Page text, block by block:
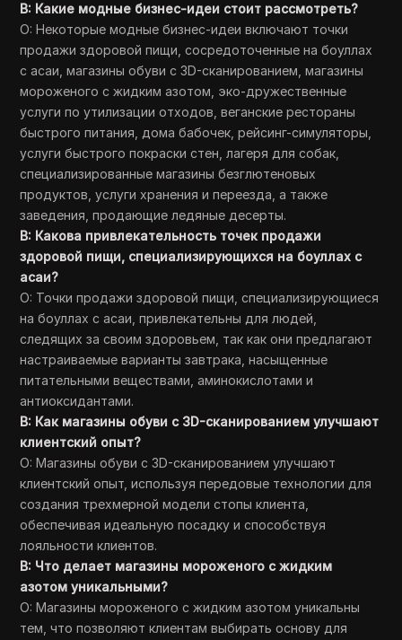
В: Какие модные бизнес-идеи стоит рассмотреть?
О: Некоторые модные бизнес-идеи включают точки
продажи здоровой пищи, сосредоточенные на боуллах
с асаи, магазины обуви с 3D-сканированием, магазины
мороженого с жидким азотом, эко-дружественные
услуги по утилизации отходов, веганские рестораны
быстрого питания, дома бабочек, рейсинг-симуляторы,
услуги быстрого покраски стен, лагеря для собак,
специализированные магазины безглютеновых
продуктов, услуги хранения и переезда, а также
заведения, продающие ледяные десерты.
В: Какова привлекательность точек продажи
здоровой пищи, специализирующихся на боуллах с
асаи?
О: Точки продажи здоровой пищи, специализирующиеся
на боуллах с асаи, привлекательны для людей,
следящих за своим здоровьем, так как они предлагают
настраиваемые варианты завтрака, насыщенные
питательными веществами, аминокислотами и
антиоксидантами.
В: Как магазины обуви с 3D-сканированием улучшают
клиентский опыт?
О: Магазины обуви с 3D-сканированием улучшают
клиентский опыт, используя передовые технологии для
создания трехмерной модели стопы клиента,
обеспечивая идеальную посадку и способствуя
лояльности клиентов.
В: Что делает магазины мороженого с жидким
азотом уникальными?
О: Магазины мороженого с жидким азотом уникальны
тем, что позволяют клиентам выбирать основу для